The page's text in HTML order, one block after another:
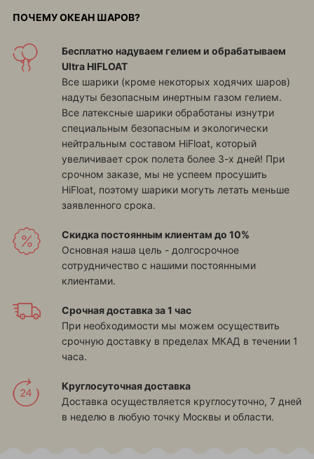
ПОЧЕМУ ОКЕАН ШАРОВ?
Бесплатно надуваем гелием и обрабатываем
Ultra HIFLOAT
Все шарики (кроме некоторых ходячих шаров)
надуты безопасным инертным газом гелием.
Все латексные шарики обработаны изнутри
специальным безопасным и экологически
нейтральным составом HiFloat, который
увеличивает срок полета более 3-х дней! При
срочном заказе, мы не успеем просушить
HiFloat, поэтому шарики могуть летать меньше
заявленного срока.
Скидка постоянным клиентам до 10%
Основная наша цель - долгосрочное
сотрудничество с нашими постоянными
клиентами.
Срочная доставка за 1 час
При необходимости мы можем осуществить
срочную доставку в пределах МКАД в течении 1
часа.
Круглосуточная доставка
Доставка осуществляется круглосуточно, 7 дней
в неделю в любую точку Москвы и области.